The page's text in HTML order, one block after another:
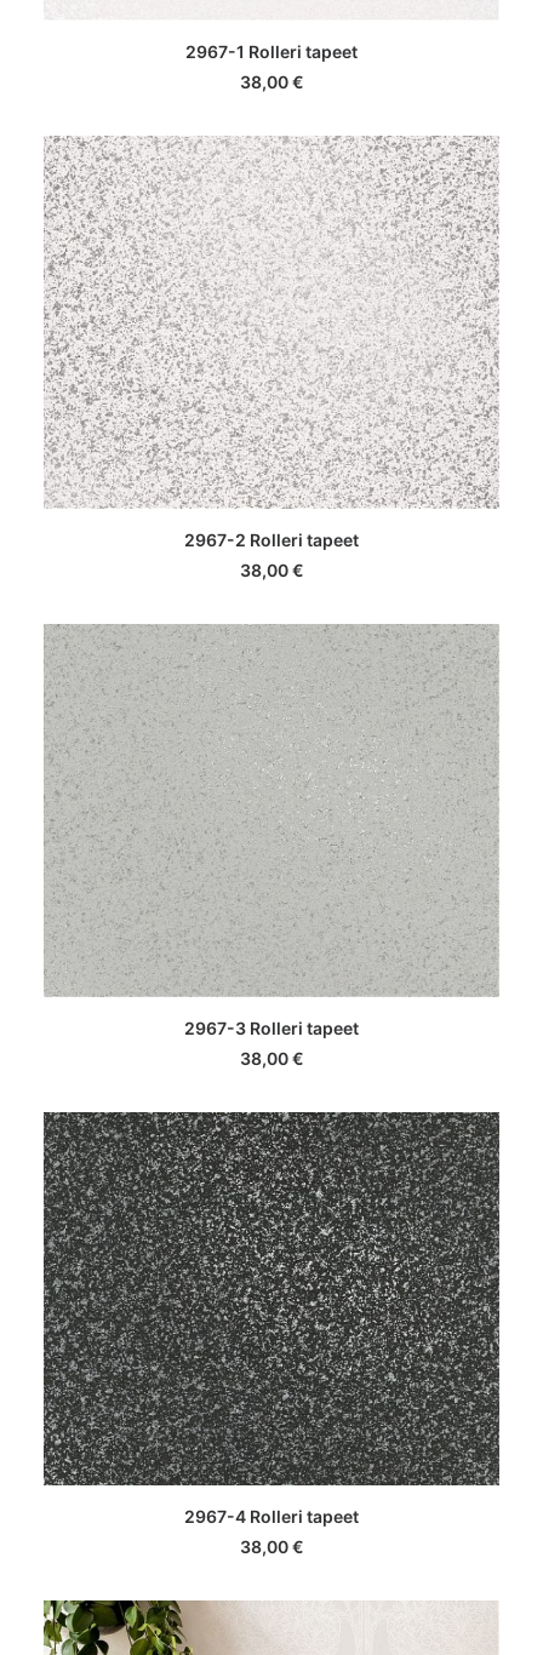
LISA KORVI
2967-1 Rolleri tapeet
38,00€
LISA KORVI
2967-2 Rolleri tapeet
38,00€
LISA KORVI
2967-3 Rolleri tapeet
38,00€
LISA KORVI
2967-4 Rolleri tapeet
38,00€